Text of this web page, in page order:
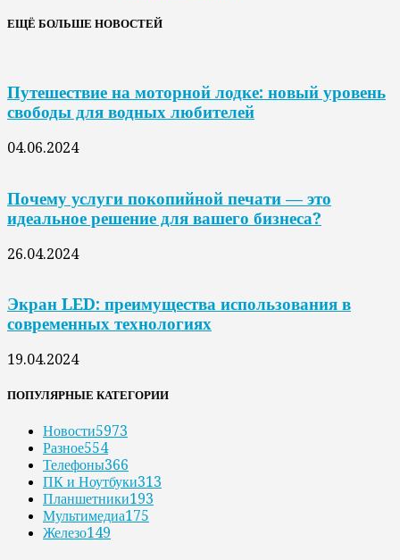
ЕЩЁ БОЛЬШЕ НОВОСТЕЙ
Путешествие на моторной лодке: новый уровень
свободы для водных любителей
04.06.2024
Почему услуги покопийной печати — это
идеальное решение для вашего бизнеса?
26.04.2024
Экран LED: преимущества использования в
современных технологиях
19.04.2024
ПОПУЛЯРНЫЕ КАТЕГОРИИ
Новости5973
Разное554
Телефоны366
ПК и Ноутбуки313
Планшетники193
Мультимедиа175
Железо149